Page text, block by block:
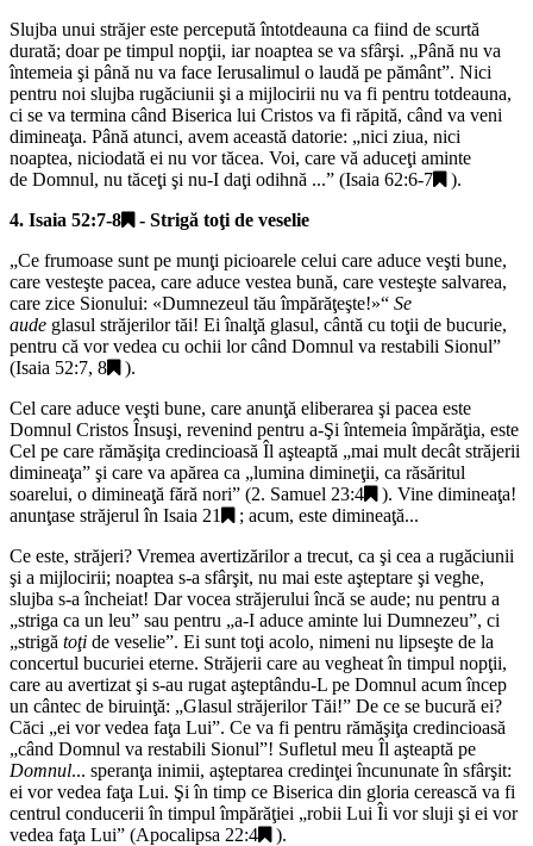
Slujba unui străjer este percepută întotdeauna ca fiind de scurtă
durată; doar pe timpul nopţii, iar noaptea se va sfârşi. „Până nu va
întemeia şi până nu va face Ierusalimul o laudă pe pământ”. Nici
pentru noi slujba rugăciunii şi a mijlocirii nu va fi pentru totdeauna,
ci se va termina când Biserica lui Cristos va fi răpită, când va veni
dimineaţa. Până atunci, avem această datorie: „nici ziua, nici
noaptea, niciodată ei nu vor tăcea. Voi, care vă aduceţi aminte
de Domnul, nu tăceţi şi nu-I daţi odihnă ...” (Isaia 62:6-7
).
4. Isaia 52:7-8
- Strigă toţi de veselie
„Ce frumoase sunt pe munţi picioarele celui care aduce veşti bune,
care vesteşte pacea, care aduce vestea bună, care vesteşte salvarea,
care zice Sionului: «Dumnezeul tău împărăţeşte!»“ Se
aude glasul străjerilor tăi! Ei înalţă glasul, cântă cu toţii de bucurie,
pentru că vor vedea cu ochii lor când Domnul va restabili Sionul”
(Isaia 52:7, 8
).
Cel care aduce veşti bune, care anunţă eliberarea şi pacea este
Domnul Cristos Însuşi, revenind pentru a-Şi întemeia împărăţia, este
Cel pe care rămăşiţa credincioasă Îl aşteaptă „mai mult decât străjerii
dimineaţa” şi care va apărea ca „lumina dimineţii, ca răsăritul
soarelui, o dimineaţă fără nori” (2. Samuel 23:4
). Vine dimineaţa!
anunţase străjerul în Isaia 21
; acum, este dimineaţă...
Ce este, străjeri? Vremea avertizărilor a trecut, ca şi cea a rugăciunii
şi a mijlocirii; noaptea s-a sfârşit, nu mai este aşteptare şi veghe,
slujba s-a încheiat! Dar vocea străjerului încă se aude; nu pentru a
„striga ca un leu” sau pentru „a-I aduce aminte lui Dumnezeu”, ci
„strigă toţi de veselie”. Ei sunt toţi acolo, nimeni nu lipseşte de la
concertul bucuriei eterne. Străjerii care au vegheat în timpul nopţii,
care au avertizat şi s-au rugat aşteptându-L pe Domnul acum încep
un cântec de biruinţă: „Glasul străjerilor Tăi!” De ce se bucură ei?
Căci „ei vor vedea faţa Lui”. Ce va fi pentru rămăşiţa credincioasă
„când Domnul va restabili Sionul”! Sufletul meu Îl aşteaptă pe
Domnul... speranţa inimii, aşteptarea credinţei încununate în sfârşit:
ei vor vedea faţa Lui. Şi în timp ce Biserica din gloria cerească va fi
centrul conducerii în timpul împărăţiei „robii Lui Îi vor sluji şi ei vor
vedea faţa Lui” (Apocalipsa 22:4
).